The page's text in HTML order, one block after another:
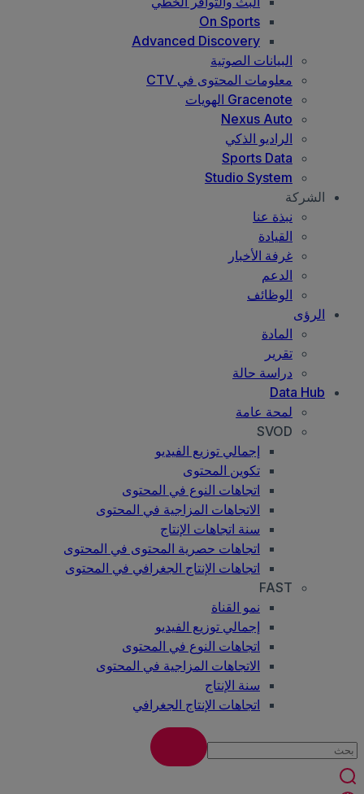
On Sports
Advanced Discovery
البيانات الصوتية
معلومات المحتوى في CTV
Gracenote الهويات
Nexus Auto
الراديو الذكي
Sports Data
Studio System
الشركة
نبذة عنا
القيادة
غرفة الأخبار
الدعم
الوظائف
الرؤى
المادة
تقرير
دراسة حالة
Data Hub
لمحة عامة
SVOD
إجمالي توزيع الفيديو
تكوين المحتوى
اتجاهات النوع في المحتوى
الاتجاهات المزاجية في المحتوى
سنة اتجاهات الإنتاج
اتجاهات حصرية المحتوى في المحتوى
اتجاهات الإنتاج الجغرافي في المحتوى
FAST
نمو القناة
إجمالي توزيع الفيديو
اتجاهات النوع في المحتوى
الاتجاهات المزاجية في المحتوى
سنة الإنتاج
اتجاهات الإنتاج الجغرافي